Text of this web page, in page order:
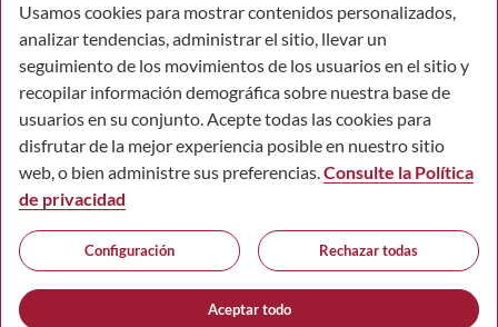
© Todos los derechos reservados.
Comunidad Autónoma de la Región de Murcia.
Protección de datos
Usamos cookies para mostrar contenidos personalizados,
analizar tendencias, administrar el sitio, llevar un
seguimiento de los movimientos de los usuarios en el sitio y
recopilar información demográfica sobre nuestra base de
usuarios en su conjunto. Acepte todas las cookies para
disfrutar de la mejor experiencia posible en nuestro sitio
web, o bien administre sus preferencias.Consulte la Política
de privacidad
Configuración
Aceptar todo
Rechazar todas